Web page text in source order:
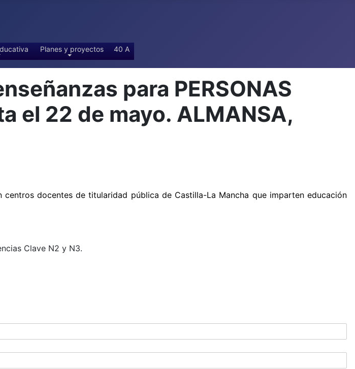
Planes y proyectos 40 A
para PERSONAS
el 22 de mayo. ALMANSA,
docentes de titularidad pública de Castilla-La Mancha que imparten educación
Clave N2 y N3.